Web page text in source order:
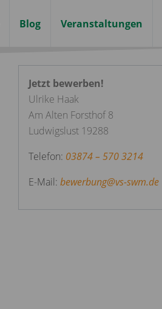
Blog Veranstaltungen
Jetzt bewerben!
Ulrike Haak
Am Alten Forsthof 8
Ludwigslust 19288
Telefon: 03874 – 570 3214
E-Mail: bewerbung@vs-swm.de